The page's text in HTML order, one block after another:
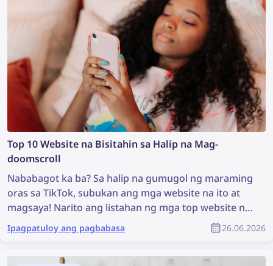
Top 10 Website na Bisitahin sa Halip na Mag-
doomscroll
Nababagot ka ba? Sa halip na gumugol ng maraming
oras sa TikTok, subukan ang mga website na ito at
magsaya! Narito ang listahan ng mga top website na
maaari mong bisitahin kapag bored ka — mula sa
masasayang laro hanggang sa pag-explore sa web.
Ipagpatuloy ang pagbabasa 26.06.2026